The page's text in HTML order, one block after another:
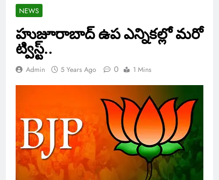
NEWS
హుజూరాబాద్ ఉప ఎన్నికల్లో మరో
ట్విస్ట్..
Admin 5 Years Ago 0 1 Mins